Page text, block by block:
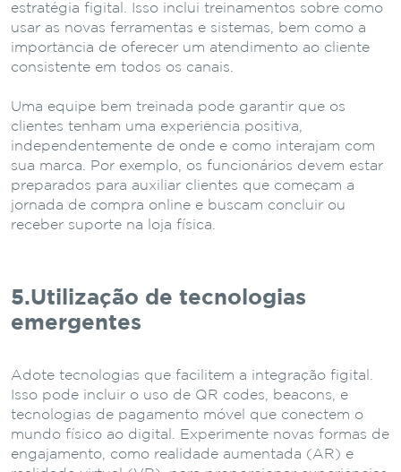
estratégia figital. Isso inclui treinamentos sobre como
usar as novas ferramentas e sistemas, bem como a
importância de oferecer um atendimento ao cliente
consistente em todos os canais.
Uma equipe bem treinada pode garantir que os
clientes tenham uma experiência positiva,
independentemente de onde e como interajam com
sua marca. Por exemplo, os funcionários devem estar
preparados para auxiliar clientes que começam a
jornada de compra online e buscam concluir ou
receber suporte na loja física.
5.Utilização de tecnologias
emergentes
Adote tecnologias que facilitem a integração figital.
Isso pode incluir o uso de QR codes, beacons, e
tecnologias de pagamento móvel que conectem o
mundo físico ao digital. Experimente novas formas de
engajamento, como realidade aumentada (AR) e